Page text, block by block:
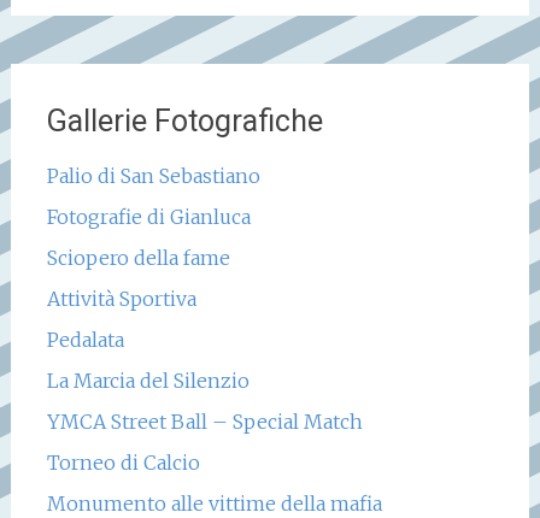
Gallerie Fotografiche
Palio di San Sebastiano
Fotografie di Gianluca
Sciopero della fame
Attività Sportiva
Pedalata
La Marcia del Silenzio
YMCA Street Ball – Special Match
Torneo di Calcio
Monumento alle vittime della mafia